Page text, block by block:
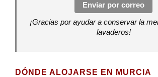
Enviar por correo
¡Gracias por ayudar a conservar la
lavaderos!
DÓNDE ALOJARSE EN MURCIA